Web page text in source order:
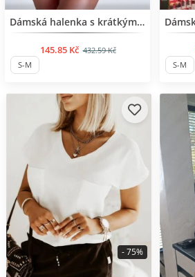
BESTSELLERDámská halenka s krátkým rukávem
145.85 Kč 432.59 Kč
S-M S-M
- 75%